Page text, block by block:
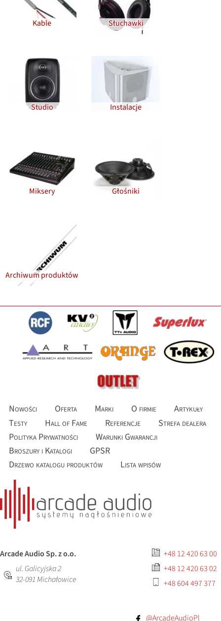
Kable Słuchawki
Studio Instalacje
Miksery Głośniki
Archiwum produktów
Nowości Oferta Marki O firmie
Artykuły
Testy
Hall of Fame Referencje
Strefa dealera
Polityka Prywatności
Warunki Gwarancji
Broszury i Katalogi
GPSR
Drzewo katalogu produktów
Lista wpisów
Arcade Audio Sp. z o.o.
ul. Galicyjska 2
32-091Michałowice
+48 12 420 63 00
+48 12 420 63 02
+48 604 497 377
@ArcadeAudioPl